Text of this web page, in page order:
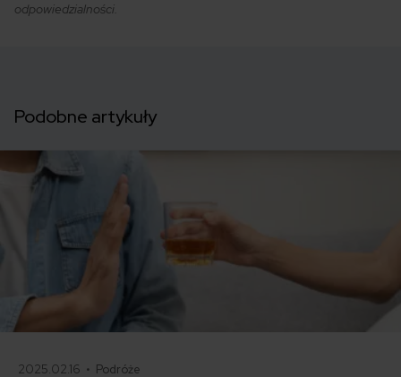
odpowiedzialności.
Podobne artykuły
2025.02.16 • Podróże